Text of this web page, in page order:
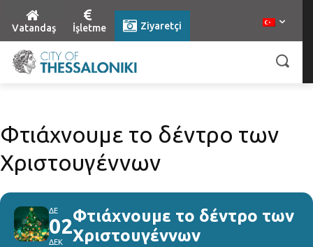
Vatandaş İşletme Ziyaretçi
Φτιάχνουμε το δέντρο των
Χριστουγέννων
ΔΕ
02
ΔΕΚ
Φτιάχνουμε το δέντρο των
Χριστουγέννων